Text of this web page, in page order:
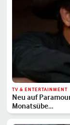
TV & ENTERTAINMENT
Neu auf
Monatsübe…